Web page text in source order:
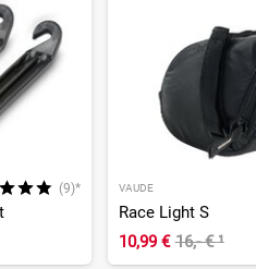
(9)* VAUDE
Race Light S
10,99 € 16,- €¹